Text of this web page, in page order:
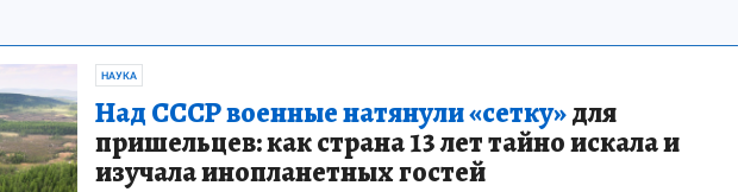
НАУКА
Над СССР военные натянули «сетку»для
пришельцев: как страна 13 лет тайно искала и
изучала инопланетных гостей